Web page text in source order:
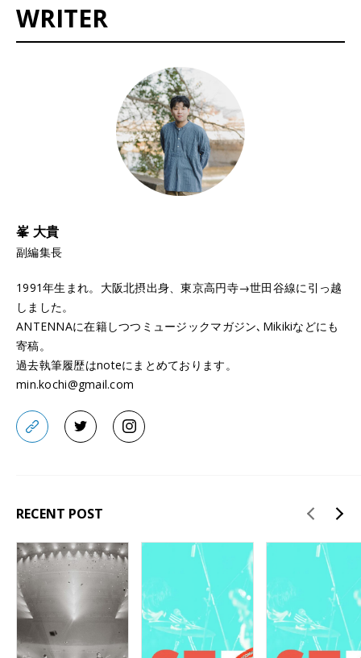
WRITER
峯 大貴
副編集長
1991年生まれ。大阪北摂出身、東京高円寺→世田谷線に引っ越
しました。
ANTENNAに在籍しつつミュージックマガジン､Mikikiなどにも
寄稿。
過去執筆履歴はnoteにまとめております。
min.kochi@gmail.com
RECENT POST